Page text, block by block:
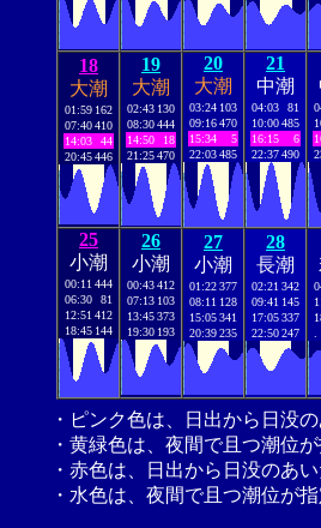
18
大潮
01:59 162
07:40410
14:03
44
20:45446
19
大潮
02:43 130
08:30444
14:50
18
21:25470
20
大潮
03:24 103
09:16470
15:34
5
22:03485
21
中潮
04:03
81
10:00485
16:15
6
22:37490
25
小潮
00:11 444
06:30
81
12:51 412
18:45 144
26
小潮
00:43412
07:13 103
13:45373
19:30 193
27
小潮
01:22377
08:11 128
15:05341
20:39235
28
長潮
02:21 342
09:41 145
17:05337
22:50247
・ピンク色は、日出から日没
・黄緑色は、夜間で且つ潮位
・赤色は、日出から日没のあ
・水色は、夜間で且つ潮位が